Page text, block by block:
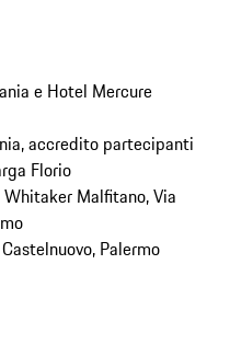
e Hotel Mercure
accredito partecipanti
Florio
Malfitano, Via
Palermo